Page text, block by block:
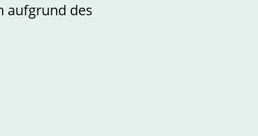
aufgrund des